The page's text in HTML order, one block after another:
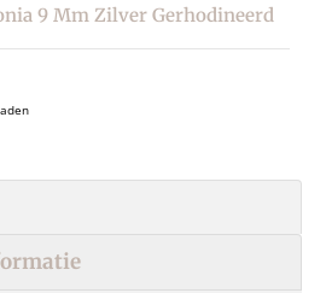
9 Mm Zilver Gerhodineerd